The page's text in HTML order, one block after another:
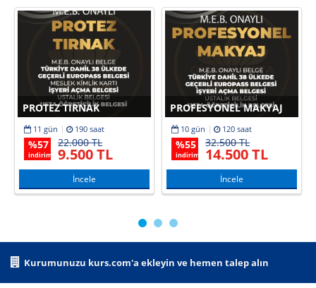
PROTEZ TIRNAK
11 gün 190 saat
%57
indirim
22.000 TL
9.500 TL
İncele
PROFESYONEL MAKYAJ
10 gün 120 saat
%55
indirim
32.500 TL
14.500 TL
İncele
Kurumunuzu kurs.com'a ekleyin ve hemen talep alın